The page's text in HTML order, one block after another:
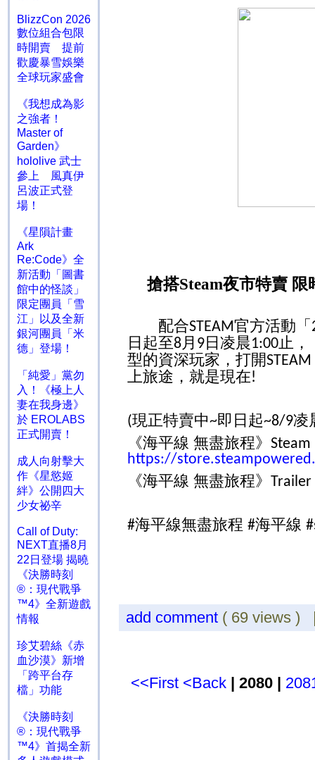
BlizzCon 2026
數位組合包限
時開賣 提前
歡慶暴雪娛樂
全球玩家盛會
《我想成為影
之強者！
Master of
Garden》
hololive 武士
參上 風真伊
呂波正式登
場！
《星隕計畫
Ark
Re:Code》全
新活動「圖書
館中的怪談」
限定團員「雪
江」以及全新
銀河團員「米
德」登場！
「純愛」黨勿
入！《極上人
妻在我身邊》
於 EROLABS
正式開賣！
成人向射擊大
作《星慾姬
絆》公開四大
少女祕辛
Call of Duty:
NEXT直播8月
22日登場 揭曉
《決勝時刻
®：現代戰爭
™4》全新遊戲
情報
珍艾碧絲《赤
血沙漠》新增
「跨平台存
檔」功能
《決勝時刻
®：現代戰爭
™4》首揭全新
搶搭Steam夜市特賣 限
配合STEAM官方活動「
日起至8月 9日凌晨1:00止
型的資深玩家，打開STEAM
上旅途，就是現在!
(現正特賣中~即日起~8/9凌
《海平線 無盡旅程》 Steam
https://
《海平線 無盡旅程》 Trailer
#海平線無盡旅程 #海平線
add comment ( 69 views
<<First <Back | 2080 |